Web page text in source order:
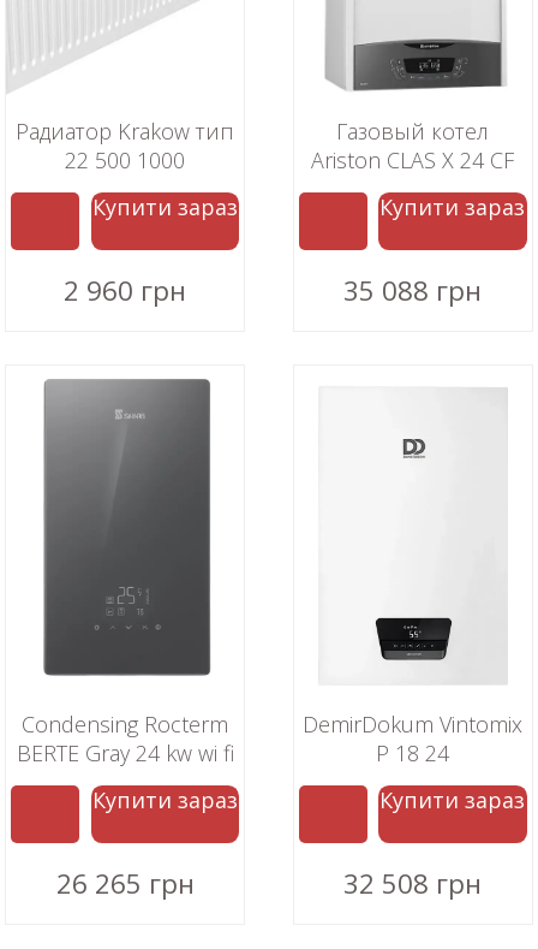
Радиатор Krakow тип
22 500 1000
Купити зараз
2 960 грн
Газовый котел
Ariston CLAS Х 24 СF
Купити зараз
35 088 грн
Condensing Rocterm
BERTE Gray 24 kw wi fi
Купити зараз
26 265 грн
DemirDokum Vintomix
P 18 24
Купити зараз
32 508 грн